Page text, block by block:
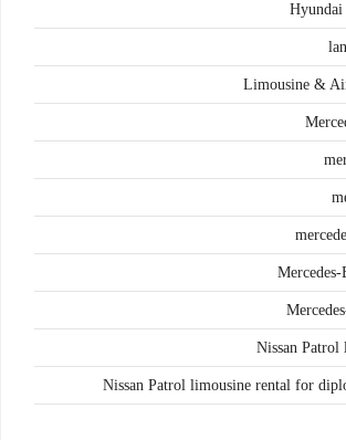
Limousine &
Nissan Patrol
Nissan Patrol limousine rental for